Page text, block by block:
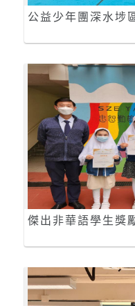
公益少年團深水埗
傑出非華語學生獎